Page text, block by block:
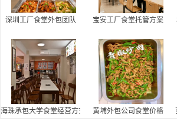
深圳工厂食堂外包团队 宝安工厂食堂托管方案
海珠承包大学食堂经营方式 黄埔外包公司食堂价格